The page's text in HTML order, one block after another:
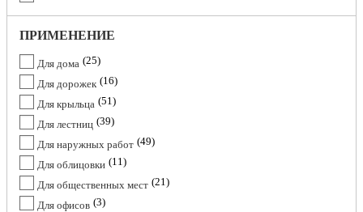
ПРИМЕНЕНИЕ
Для дома 25
Для дорожек 16
Для крыльца 51
Для лестниц 39
Для наружных работ 49
Для облицовки 11
Для общественных мест 21
Для офисов 3